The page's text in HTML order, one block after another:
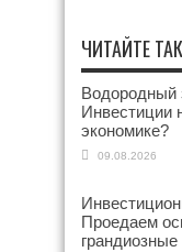
ЧИТАЙТЕ
Водородный
Инвестиции
экономике?
09.08.2026
Проедаем